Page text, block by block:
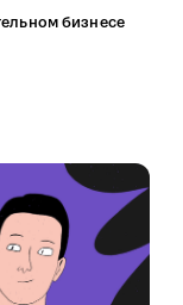
бизнесе